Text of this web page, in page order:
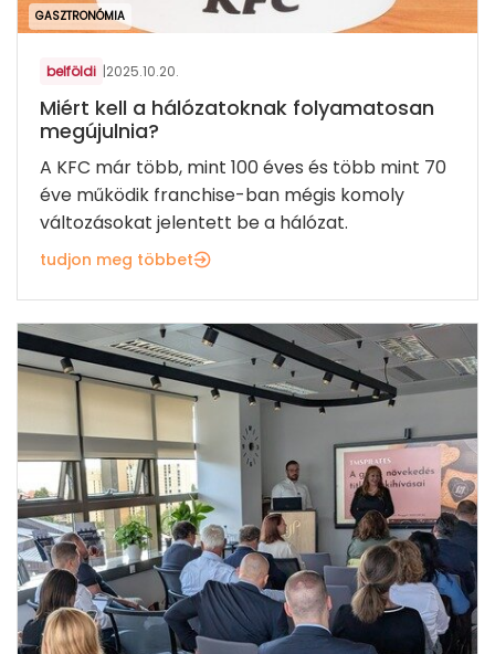
GASZTRONÓMIA
belföldi |2025.10.20.
Miért kell a hálózatoknak folyamatosan
megújulnia?
A KFC már több, mint 100 éves és több mint 70
éve működik franchise-ban mégis komoly
változásokat jelentett be a hálózat.
tudjon meg többet